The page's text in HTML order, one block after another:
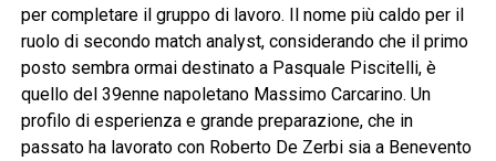
per completare il gruppo di lavoro. Il nome più caldo per il
ruolo di secondo match analyst, considerando che il primo
posto sembra ormai destinato a Pasquale Piscitelli, è
quello del 39enne napoletano Massimo Carcarino. Un
profilo di esperienza e grande preparazione, che in
passato ha lavorato con Roberto De Zerbi sia a Benevento